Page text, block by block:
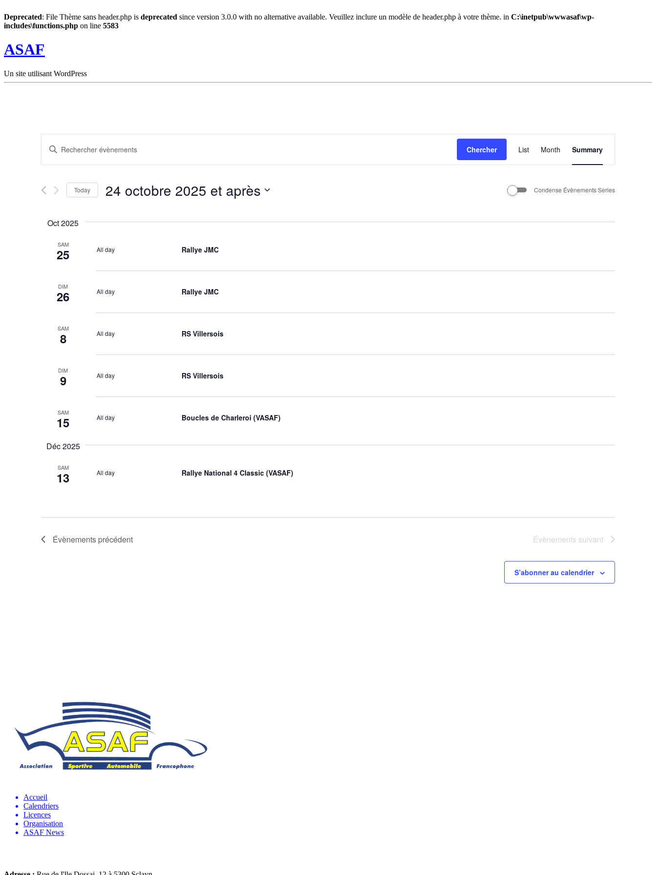
Deprecated: File Thème sans header.php is deprecated since version 3.0.0 with no alternative available. Veuillez inclure un modèle de header.php à votre thème. in C:\inetpub\wwwasaf\wp-
includes\functions.php on line 5583
ASAF
Un site utilisant WordPress
et
navigation
vues
Saisir
mot-
par
mot-
Chercher List Month Summary
Today 24 octobre 2025 et après
date
Condense Évènements Series
Oct 2025
SAM
25 All day Rallye JMC
DIM
26 All day Rallye JMC
SAM
8 All day RS Villersois
DIM
9 All day RS Villersois
SAM
15 All day Boucles de Charleroi (VASAF)
Déc 2025
SAM
13 All day Rallye National 4 Classic (VASAF)
Évènements précédent Évènements suivant
S’abonner au calendrier
Accueil
Calendriers
Licences
Organisation
ASAF News